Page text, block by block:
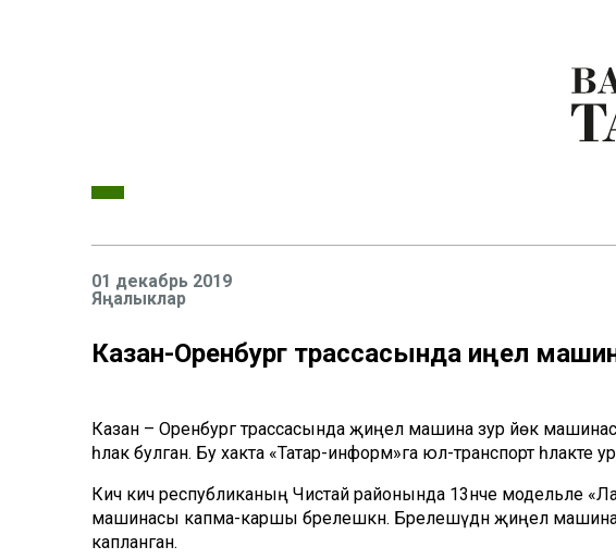
01 декабрь 2019
Яңалыклар
Казан-Оренбург трассасында җиңел
Казан – Оренбург трассасында җиңел машина зур йөк
һәлак булган. Бу хакта «Татар-информ»га юл-транспорт һәлакәте
Кичә кич республиканың Чистай районында 13нче модельле
машинасы капма-каршы бәрелешкән. Бәрелешүдән җиңел машина
капланган.